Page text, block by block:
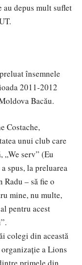
depus mult suflet
însemnele
2011-2012
Bacău.
Costache,
unui club care
„We serv” (Eu
spus, la preluarea
Radu – să fie o
mine, nu multe,
pentru acest
colegi din această
a Lions